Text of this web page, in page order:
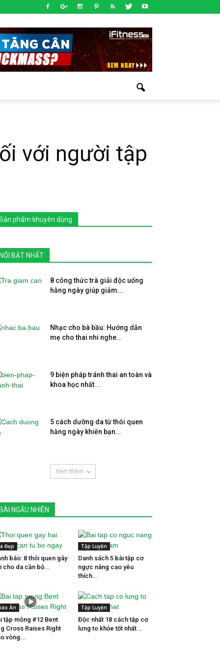
với người tập
phẩm khuyên dùng
NỔI BẬT NHẤT
8 công thức trà giải độc uống
hằng ngày giúp giảm...
Nhạc cho bà bầu: Hướng dẫn
mẹ cho thai nhi nghe...
9 biện pháp tránh thai an toàn và
khoa học nhất...
5 cách dưỡng da từ thói quen
hằng ngày khiến bạn...
Xem thêm
BÀI NGẪU NHIÊN
Đẹp
báo: 8 thói quen gây
cho da cần bỏ...
Tập Luyện
Danh sách 5 bài tập cơ
ngực nâng cao yêu
thích...
Án
tập mông #12 Bent
Cross Raises Right
vòng...
Tập Luyện
Độc nhất 18 cách tập cơ
lưng to khỏe tốt nhất...